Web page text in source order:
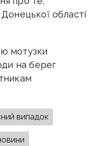
області
мотузки
на берег
випадок